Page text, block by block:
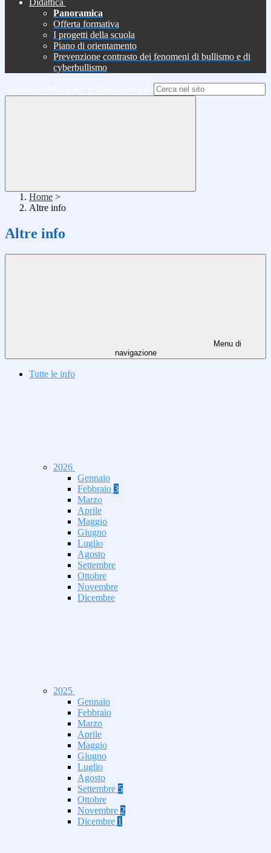
Didattica
Panoramica
Offerta formativa
I progetti della scuola
Piano di orientamento
Prevenzione contrasto dei fenomeni di bullismo e di
cyberbullismo
Home >
Altre info
Altre info
Menu di
navigazione
Tutte le info
2026
Gennaio
Febbraio 3
Marzo
Aprile
Maggio
Giugno
Luglio
Agosto
Settembre
Ottobre
Novembre
Dicembre
2025
Gennaio
Febbraio
Marzo
Aprile
Maggio
Giugno
Luglio
Agosto
Settembre 5
Ottobre
Novembre 2
Dicembre 1